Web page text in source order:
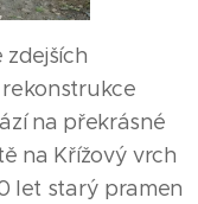
zdejších
na překrásné
na Křížový vrch
let starý pramen